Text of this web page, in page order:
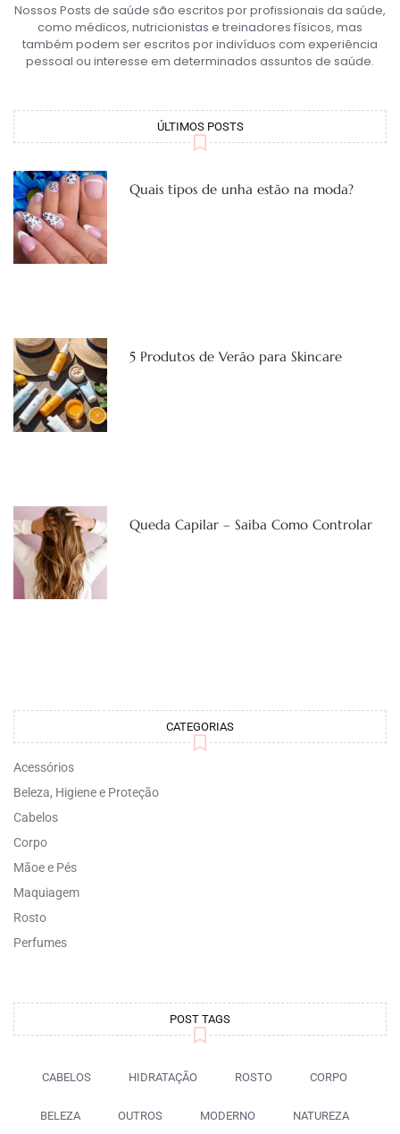
Nossos Posts de saúde são escritos por profissionais da saúde,
como médicos, nutricionistas e treinadores físicos, mas
também podem ser escritos por indivíduos com experiência
pessoal ou interesse em determinados assuntos de saúde.
ÚLTIMOS POSTS
Quais tipos de unha estão na moda?
5 Produtos de Verão para Skincare
Queda Capilar – Saiba Como Controlar
CATEGORIAS
Acessórios
Beleza, Higiene e Proteção
Cabelos
Corpo
Mãoe e Pés
Maquiagem
Rosto
Perfumes
POST TAGS
CABELOS HIDRATAÇÃO ROSTO CORPO
BELEZA OUTROS MODERNO NATUREZA